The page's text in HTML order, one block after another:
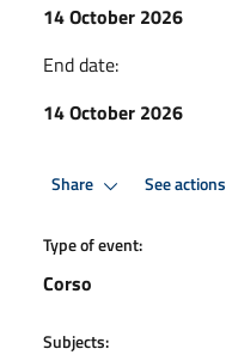
14 October 2026
End date:
14 October 2026
Share See actions
Type of event:
Corso
Subjects: